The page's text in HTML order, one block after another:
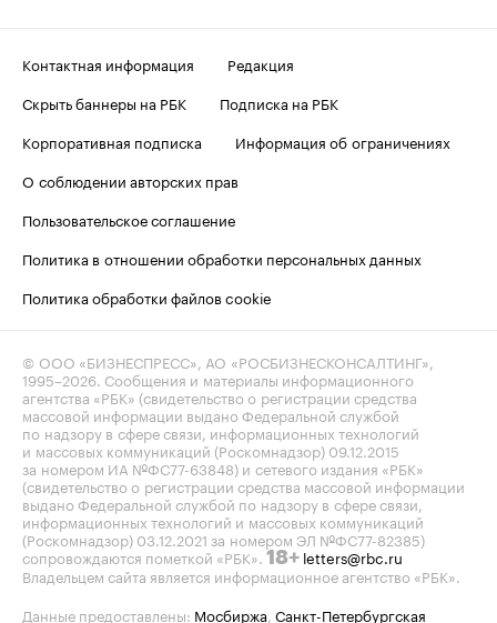
Контактная информация
Редакция
Скрыть баннеры на РБК
Подписка на РБК
Корпоративная подписка
Информация об ограничениях
О соблюдении авторских прав
Пользовательское соглашение
Политика в отношении обработки персональных данных
Политика обработки файлов cookie
© ООО «БИЗНЕСПРЕСС», АО «РОСБИЗНЕСКОНСАЛТИНГ»,
1995–2026. Сообщения и материалы информационного
агентства «РБК» (свидетельство о регистрации средства
массовой информации выдано Федеральной службой
по надзору в сфере связи, информационных технологий
и массовых коммуникаций (Роскомнадзор) 09.12.2015
за номером ИА №ФС77-63848) и сетевого издания «РБК»
(свидетельство о регистрации средства массовой информации
выдано Федеральной службой по надзору в сфере связи,
информационных технологий и массовых коммуникаций
(Роскомнадзор) 03.12.2021 за номером ЭЛ №ФС77-82385)
сопровождаются пометкой «РБК». 18+ letters@rbc.ru
Владельцем сайта является информационное агентство «РБК».
Данные предоставлены: Мосбиржа, Санкт-Петербургская